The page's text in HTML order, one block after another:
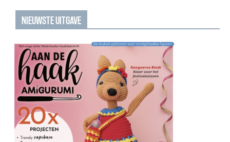
NIEUWSTE UITGAVE